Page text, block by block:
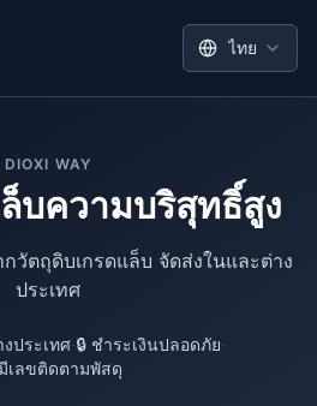
ไทย
DIOXI WAY
บความบริสุทธิ์สูง
ตถุดิบเกรดแล็บ จัดส่งในและต่าง
ประเทศ
ประเทศ·🔒 ชำระเงินปลอดภัย·
มีเลขติดตามพัสดุ